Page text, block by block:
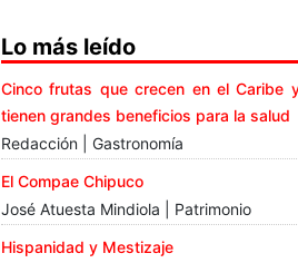
Lo más leído
Cinco frutas que crecen en el Caribe
tienen grandes beneficios para la salud
Redacción | Gastronomía
El Compae Chipuco
José Atuesta Mindiola | Patrimonio
Hispanidad y Mestizaje